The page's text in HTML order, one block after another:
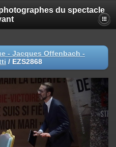
du spectacle
- Jacques Offenbach -
/ EZS2868